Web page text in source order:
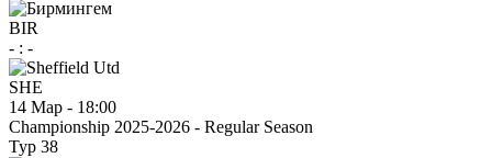
BIR
- : -
SHE
14 Мар - 18:00
Championship 2025-2026 - Regular Season
Тур 38